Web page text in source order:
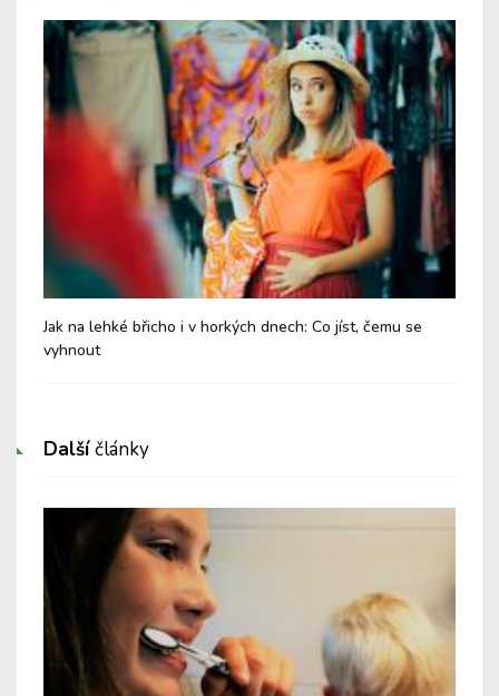
Jak na lehké břicho i v horkých dnech: Co jíst, čemu se
vyhnout
Dalšíčlánky